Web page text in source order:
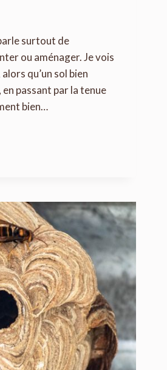
surtout de
ou aménager. Je vois
qu’un sol bien
passant par la tenue
bien…